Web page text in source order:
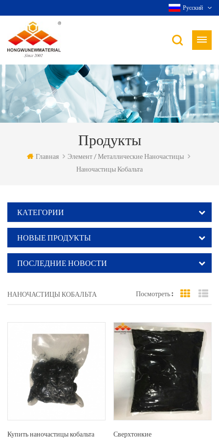
Русский
Продукты
Главная
Элемент / Металлические Наночастицы
Наночастицы Кобальта
КАТЕГОРИИ
НОВЫЕ ПРОДУКТЫ
ПОСЛЕДНИЕ НОВОСТИ
НАНОЧАСТИЦЫ КОБАЛЬТА Посмотреть : Grid
Купить наночастицы кобальта
Сверхтонкие